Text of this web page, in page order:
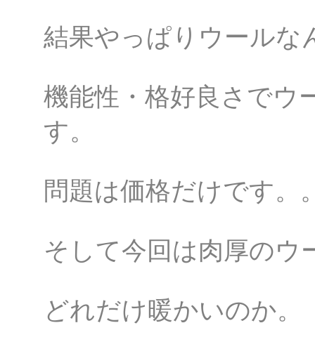
結果やっぱりウールな
機能性・格好良さでウ
す。
問題は価格だけです。
そして今回は肉厚のウ
どれだけ暖かいのか。